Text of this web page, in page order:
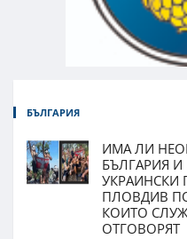
БЪЛГАРИЯ
ИМА ЛИ
БЪЛГАРИЯ
УКРАИНСКИ
ПЛОВДИВ
КОИТО
ОТГОВОРЯТ